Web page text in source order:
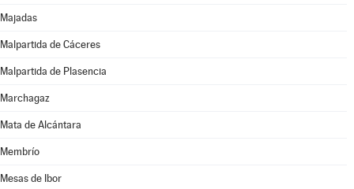
Majadas
Malpartida de Cáceres
Malpartida de Plasencia
Marchagaz
Mata de Alcántara
Membrío
Mesas de Ibor